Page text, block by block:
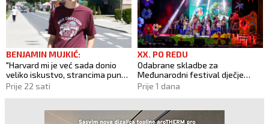
BENJAMIN MUJKIĆ:
"Harvard mi je već sada donio
veliko iskustvo, strancima puno
pričam o BiH i Novom Travniku"
Prije 22 sati
XX. PO REDU
Odabrane skladbe za
Međunarodni festival dječje
glazbe "Dok Teče Lašva"
Prije 1 dana